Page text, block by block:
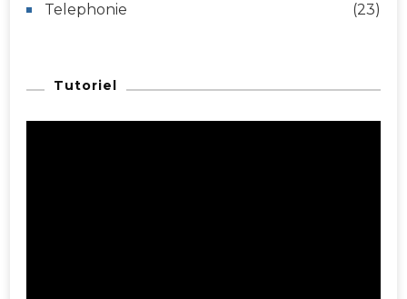
Telephonie (23)
Tutoriel